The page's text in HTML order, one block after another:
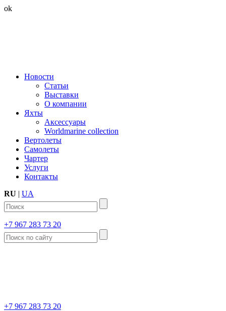
ok
Новости
Статьи
Выставки
О компании
Яхты
Аксессуары
Worldmarine collection
Вертолеты
Самолеты
Чартер
Услуги
Контакты
RU | UA
+7 967 283 73 20
+7 967 283 73 20